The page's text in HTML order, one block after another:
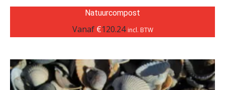
Natuurcompost
Vanaf €120.24 incl. BTW